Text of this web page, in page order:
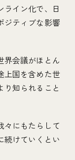
イン化で、日
ジティブな影響
界会議がほとん
上国を含めた世
知られること
々にもたらして
続けていくとい